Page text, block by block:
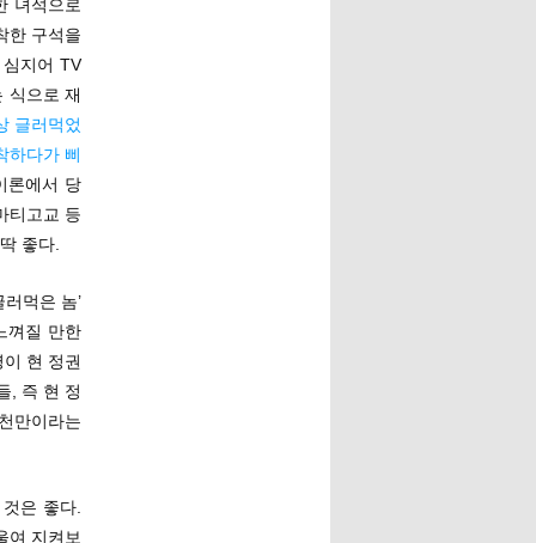
녀석으로
한 구석을
지어 TV
식으로 재
글러먹었
하다가 삐
론에서 당
티고교 등
좋다.
먹은 놈’
껴질 만한
현 정권
, 즉 현 정
만이라는
은 좋다.
여 지켜보